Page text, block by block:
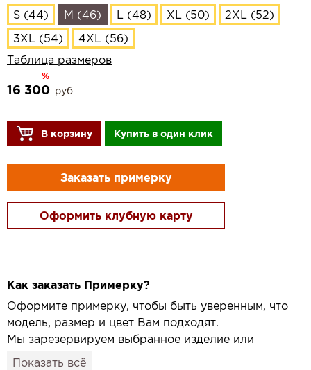
S (44)
M (46) L (48) XL (50)
2XL (52)
3XL (54)
4XL (56)
Таблица размеров
%
16 300 руб
В корзину Купить в один клик
Заказать примерку
Оформить клубную карту
Как заказать Примерку?
Оформите примерку, чтобы быть уверенным, что
модель, размер и цвет Вам подходят.
Мы зарезервируем выбранное изделие или
привезём его в удобный для вас салон и
Показать всё